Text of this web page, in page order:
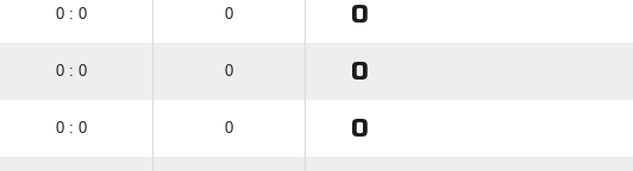
0 : 0 0 0
0 : 0 0 0
0 : 0 0 0